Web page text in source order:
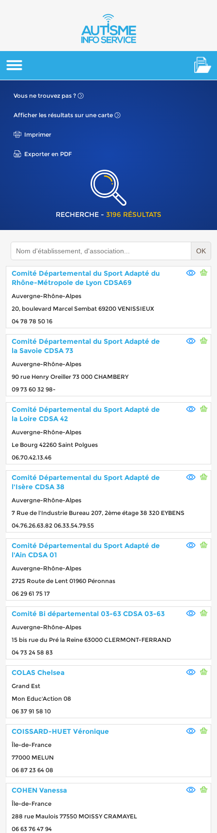
Vous ne trouvez pas ?
Afficher les résultats sur une carte
Imprimer
Exporter en PDF
RECHERCHE - 3196 RÉSULTATS
OK
Comité Départemental du Sport Adapté du
Rhône-Métropole de Lyon CDSA69
Auvergne-Rhône-Alpes
20, boulevard Marcel Sembat 69200 VENISSIEUX
04 78 78 50 16
Comité Départemental du Sport Adapté de
la Savoie CDSA 73
Auvergne-Rhône-Alpes
90 rue Henry Oreiller 73 000 CHAMBERY
09 73 60 32 98-
Comité Départemental du Sport Adapté de
la Loire CDSA 42
Auvergne-Rhône-Alpes
Le Bourg 42260 Saint Polgues
06.70.42.13.46
Comité Départemental du Sport Adapté de
l'Isère CDSA 38
Auvergne-Rhône-Alpes
7 Rue de l'Industrie Bureau 207, 2ème étage 38 320 EYBENS
04.76.26.63.82 06.33.54.79.55
Comité Départemental du Sport Adapté de
l'Ain CDSA 01
Auvergne-Rhône-Alpes
2725 Route de Lent 01960 Péronnas
06 29 61 75 17
Comité Bi départemental 03-63 CDSA 03-63
Auvergne-Rhône-Alpes
15 bis rue du Pré la Reine 63000 CLERMONT-FERRAND
04 73 24 58 83
COLAS Chelsea
Grand Est
Mon Educ'Action 08
06 37 91 58 10
COISSARD-HUET Véronique
Île-de-France
77000 MELUN
06 87 23 64 08
COHEN Vanessa
Île-de-France
288 rue Maulois 77550 MOISSY CRAMAYEL
06 63 76 47 94